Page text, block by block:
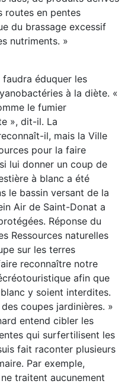
routes en pentes
du brassage excessif
nutriments. »
faudra éduquer les
à la diète. «
le fumier
», dit-il. La
il, mais la Ville
pour la faire
lui donner un coup de
à blanc a été
le bassin versant de la
Air de Saint-Donat a
Réponse du
Ressources naturelles
sur les terres
reconnaître notre
afin que
y soient interdites.
coupes jardinières. »
entend cibler les
qui surfertilisent les
fait raconter plusieurs
Par exemple,
traitent aucunement